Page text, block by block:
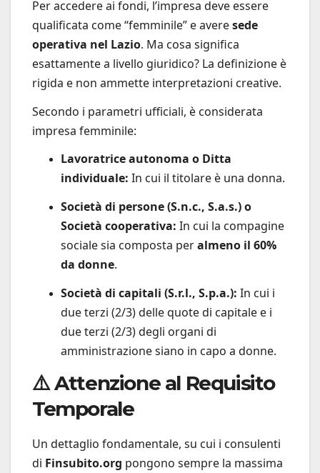
Per accedere ai fondi, l’impresa deve essere
qualificata come “femminile” e averesede
operativa nel Lazio. Ma cosa significa
esattamente a livello giuridico? La definizione è
rigida e non ammette interpretazioni creative.
Secondo i parametri ufficiali, è considerata
impresa femminile:
Lavoratrice autonoma o Ditta
individuale: In cui il titolare è una donna.
Società di persone (S.n.c., S.a.s.) o
Società cooperativa: In cui la compagine
sociale sia composta peralmeno il 60%
da donne.
Società di capitali (S.r.l., S.p.a.): In cui i
due terzi (2/3) delle quote di capitale e i
due terzi (2/3) degli organi di
amministrazione siano in capo a donne.
⚠️ Attenzione al Requisito
Temporale
Un dettaglio fondamentale, su cui i consulenti
di Finsubito.org pongono sempre la massima